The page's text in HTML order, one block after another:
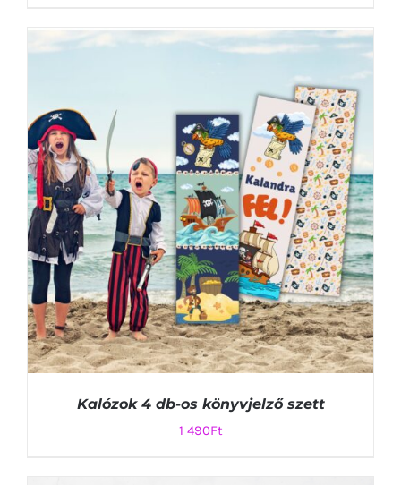
RÉSZLETEK
Kalózok 4 db-os könyvjelző szett
1 490Ft